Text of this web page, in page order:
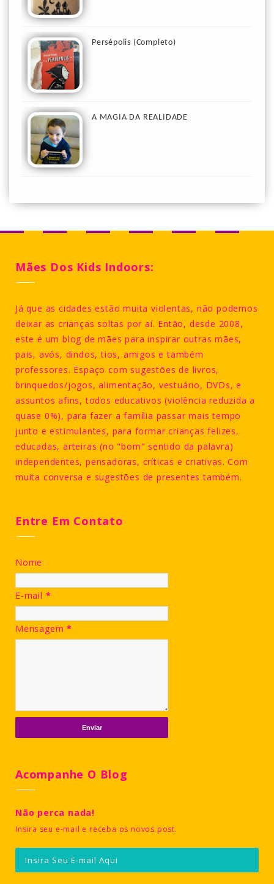
Persépolis (Completo)
A MAGIA DA REALIDADE
Mães Dos Kids Indoors:
Já que as cidades estão muita violentas, não podemos
deixar as crianças soltas por aí. Então, desde 2008,
este é um blog de mães para inspirar outras mães,
pais, avós, dindos, tios, amigos e também
professores. Espaço com sugestões de livros,
brinquedos/jogos, alimentação, vestuário, DVDs, e
assuntos afins, todos educativos (violência reduzida a
quase 0%), para fazer a família passar mais tempo
junto e estimulantes, para formar crianças felizes,
educadas, arteiras (no "bom" sentido da palavra)
independentes, pensadoras, críticas e criativas. Com
muita conversa e sugestões de presentes também.
Entre Em Contato
Nome
E-mail *
Mensagem*
Acompanhe O Blog
Não perca nada!
Insira seu e-mail e receba os novos post.